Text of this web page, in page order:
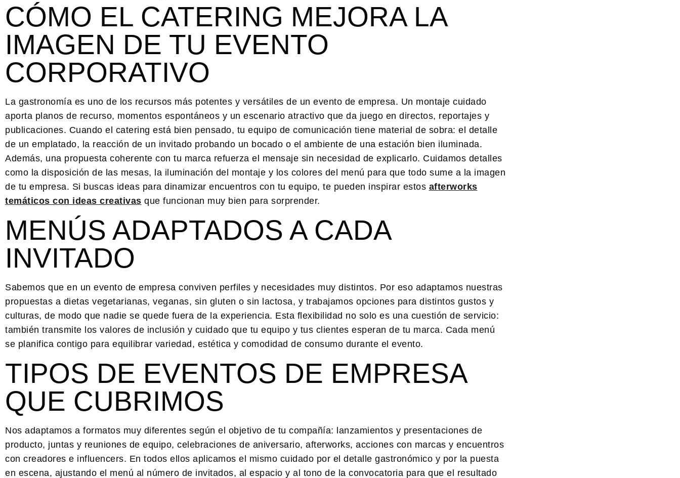
CÓMO EL CATERING MEJORA LA
IMAGEN DE TU EVENTO
CORPORATIVO
La gastronomía es uno de los recursos más potentes y versátiles de un evento de empresa. Un montaje cuidado
aporta planos de recurso, momentos espontáneos y un escenario atractivo que da juego en directos, reportajes y
publicaciones. Cuando el catering está bien pensado, tu equipo de comunicación tiene material de sobra: el detalle
de un emplatado, la reacción de un invitado probando un bocado o el ambiente de una estación bien iluminada.
Además, una propuesta coherente con tu marca refuerza el mensaje sin necesidad de explicarlo. Cuidamos detalles
como la disposición de las mesas, la iluminación del montaje y los colores del menú para que todo sume a la imagen
de tu empresa. Si buscas ideas para dinamizar encuentros con tu equipo, te pueden inspirar estos afterworks
temáticos con ideas creativas que funcionan muy bien para sorprender.
MENÚS ADAPTADOS A CADA
INVITADO
Sabemos que en un evento de empresa conviven perfiles y necesidades muy distintos. Por eso adaptamos nuestras
propuestas a dietas vegetarianas, veganas, sin gluten o sin lactosa, y trabajamos opciones para distintos gustos y
culturas, de modo que nadie se quede fuera de la experiencia. Esta flexibilidad no solo es una cuestión de servicio:
también transmite los valores de inclusión y cuidado que tu equipo y tus clientes esperan de tu marca. Cada menú
se planifica contigo para equilibrar variedad, estética y comodidad de consumo durante el evento.
TIPOS DE EVENTOS DE EMPRESA
QUE CUBRIMOS
Nos adaptamos a formatos muy diferentes según el objetivo de tu compañía: lanzamientos y presentaciones de
producto, juntas y reuniones de equipo, celebraciones de aniversario, afterworks, acciones con marcas y encuentros
con creadores e influencers. En todos ellos aplicamos el mismo cuidado por el detalle gastronómico y por la puesta
en escena, ajustando el menú al número de invitados, al espacio y al tono de la convocatoria para que el resultado